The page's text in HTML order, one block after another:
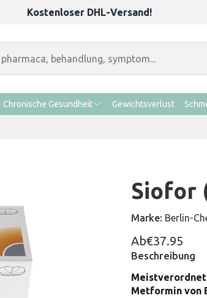
Kostenloser DHL-Versand!
Chronische Gesundheit Gewichtsverlust
Siofor
Marke: Berlin-
Ab€37.95
Beschreibung
Metformin von